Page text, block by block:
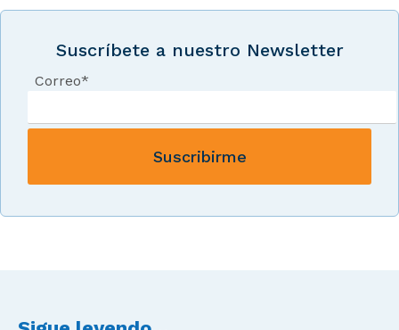
Suscríbete a nuestro Newsletter
Correo*